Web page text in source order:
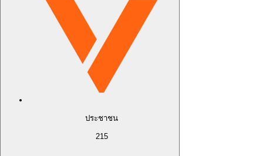
ประชาชน
215